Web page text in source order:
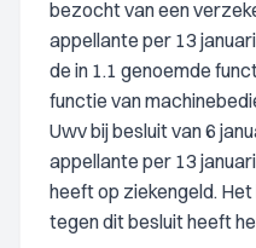
bezocht van een
appellante per 13
de in 1.1 genoemde
functie van
Uwv bij besluit van 6
appellante per 13
heeft op ziekengeld.
tegen dit besluit heeft